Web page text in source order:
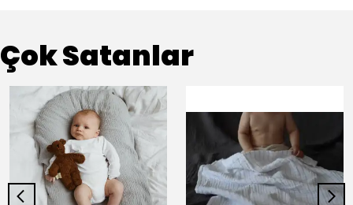
Çok Satanlar